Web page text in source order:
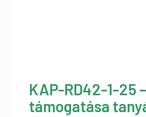
KAP-RD42-1-
támogatása